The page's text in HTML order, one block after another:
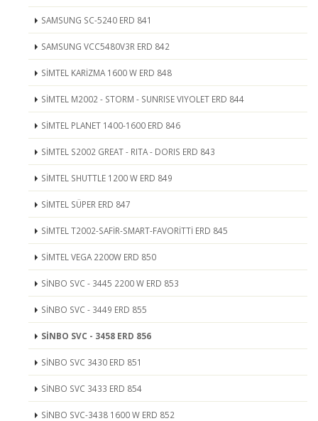
SAMSUNG SC-5240 ERD 841
SAMSUNG VCC5480V3R ERD 842
SİMTEL KARİZMA 1600 W ERD 848
SİMTEL M2002 - STORM - SUNRISE VIYOLET ERD 844
SİMTEL PLANET 1400-1600 ERD 846
SİMTEL S2002 GREAT - RITA - DORIS ERD 843
SİMTEL SHUTTLE 1200 W ERD 849
SİMTEL SÜPER ERD 847
SİMTEL T2002-SAFİR-SMART-FAVORİTTİ ERD 845
SİMTEL VEGA 2200W ERD 850
SİNBO SVC - 3445 2200 W ERD 853
SİNBO SVC - 3449 ERD 855
SİNBO SVC - 3458 ERD 856
SİNBO SVC 3430 ERD 851
SİNBO SVC 3433 ERD 854
SİNBO SVC-3438 1600 W ERD 852